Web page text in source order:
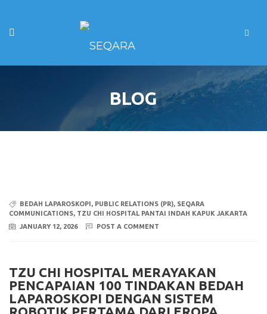
BLOG
BEDAH LAPAROSKOPI, PUBLIC RELATIONS (PR), SEQARA
COMMUNICATIONS, TZU CHI HOSPITAL PANTAI INDAH KAPUK JAKARTA
JANUARY 12, 2026
POST A COMMENT
TZU CHI HOSPITAL MERAYAKAN
PENCAPAIAN 100 TINDAKAN BEDAH
LAPAROSKOPI DENGAN SISTEM